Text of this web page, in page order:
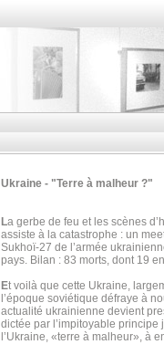
Ukraine - "Terre à malheur ?"
La gerbe de feu et les scènes
assiste à la catastrophe : un
Sukhoï-27 de l’armée
pays. Bilan : 83 morts, dont 19
Et voilà que cette Ukraine,
l’époque soviétique défraye à
actualité ukrainienne devient
dictée par l’impitoyable principe
l’Ukraine, «terre à malheur», à